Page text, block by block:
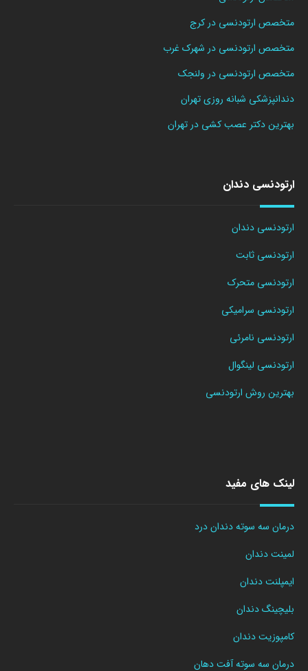
متخصص ارتودنسی در کرج
متخصص ارتودنسی در شهرک غرب
متخصص ارتودنسی در ولنجک
دندانپزشکی شبانه روزی تهران
بهترین دکتر عصب کشی در تهران
ارتودنسی دندان
ارتودنسی دندان
ارتودنسی ثابت
ارتودنسی متحرک
ارتودنسی سرامیکی
ارتودنسی نامرئی
ارتودنسی لینگوال
بهترین روش ارتودنسی
لینک های مفید
درمان سه سوته دندان درد
لمینت دندان
ایمپلنت دندان
بلیچینگ دندان
کامپوزیت دندان
درمان سه سوته آفت دهان